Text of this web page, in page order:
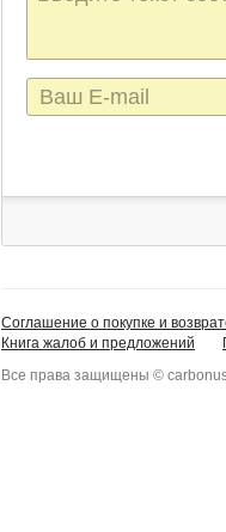
сообщения
E-
mail
Соглашение о покупке и
Книга жалоб и предложений
Все права защищены ©